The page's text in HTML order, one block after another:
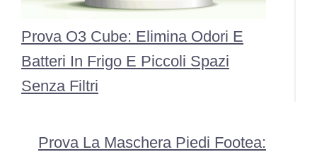
Prova O3 Cube: Elimina Odori E
Batteri In Frigo E Piccoli Spazi
Senza Filtri
Prova La Maschera Piedi Footea: